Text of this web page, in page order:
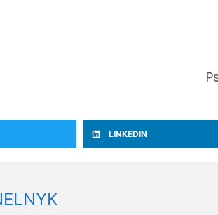
LINKEDIN